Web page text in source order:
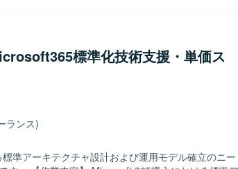
した環境です。
Intune、Vivaエンゲージ（Yammer）、SharePoint、
などの各サービスに対する調査、設計、検証、構
ます。今後追加される新しいMicrosoft 365サービス
わっていただきます。 【求める人物像】
スに対して積極的に学習・検証ができる方を求め
領域に興味を持ち、状況に応じて柔軟に対応いた
わることができるポジションです。継続的な機能
て、モダンワークプレース環境の構築・運用に深く
中でスキルを高めていくことができます。 【開発
標準化技術支援・単価ス
ランス)
準アーキテクチャ設計および運用モデル確立のニー